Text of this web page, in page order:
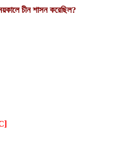
চীন শাসন করেছিল?